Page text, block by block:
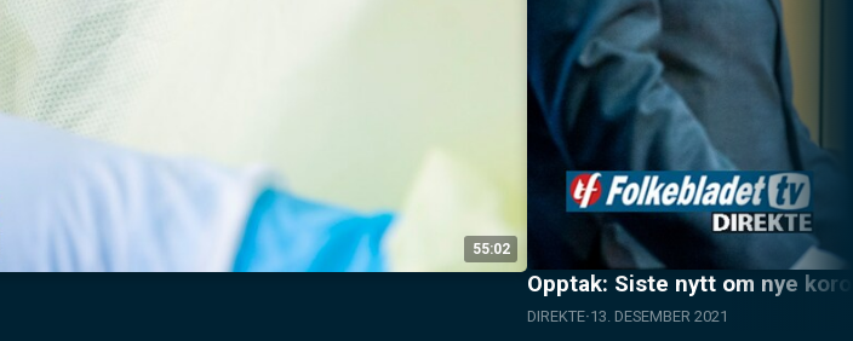
55:02
Opptak: Siste nytt om nye
DIREKTE 13. DESEMBER 2021